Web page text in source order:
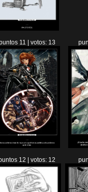
11 | votos: 13
12 | votos: 12